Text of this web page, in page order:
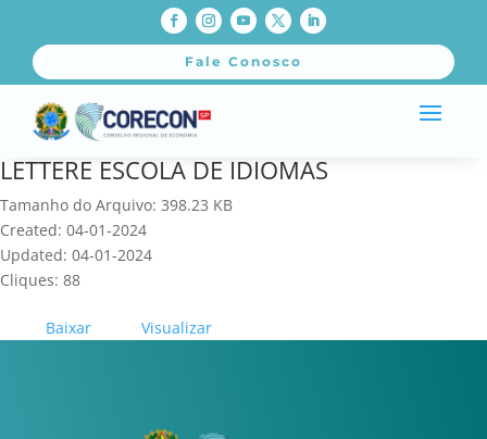
Fale Conosco
LETTERE ESCOLA DE IDIOMAS
Tamanho do Arquivo: 398.23 KB
Created: 04-01-2024
Updated: 04-01-2024
Cliques: 88
Baixar Visualizar